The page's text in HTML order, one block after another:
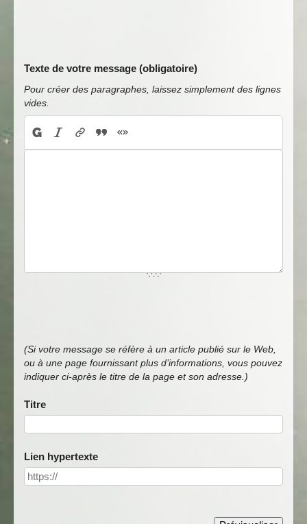
Texte de votre message (obligatoire)
Pour créer des paragraphes, laissez simplement des lignes
vides.
(Si votre message se réfère à un article publié sur le Web,
ou à une page fournissant plus d’informations, vous pouvez
indiquer ci-après le titre de la page et son adresse.)
Titre
Lien hypertexte